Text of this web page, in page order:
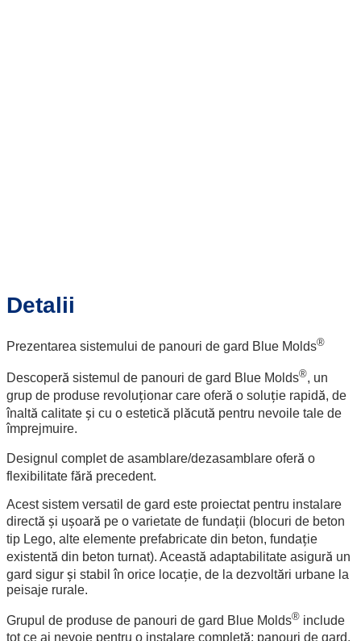
Detalii
Prezentarea sistemului de panouri de gard Blue Molds®
Descoperă sistemul de panouri de gard Blue Molds®, un
grup de produse revoluționar care oferă o soluție rapidă, de
înaltă calitate și cu o estetică plăcută pentru nevoile tale de
împrejmuire.
Designul complet de asamblare/dezasamblare oferă o
flexibilitate fără precedent.
Acest sistem versatil de gard este proiectat pentru instalare
directă și ușoară pe o varietate de fundații (blocuri de beton
tip Lego, alte elemente prefabricate din beton, fundație
existentă din beton turnat). Această adaptabilitate asigură un
gard sigur și stabil în orice locație, de la dezvoltări urbane la
peisaje rurale.
Grupul de produse de panouri de gard Blue Molds® include
tot ce ai nevoie pentru o instalare completă: panouri de gard,